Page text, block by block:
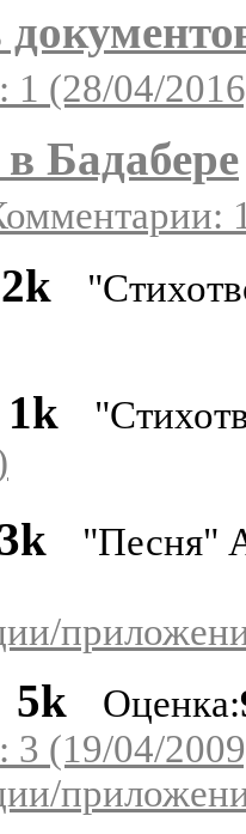
1 (28/04/
Бадабере
2k
1k
"Песня"
5k Оценка:
3 (19/04/